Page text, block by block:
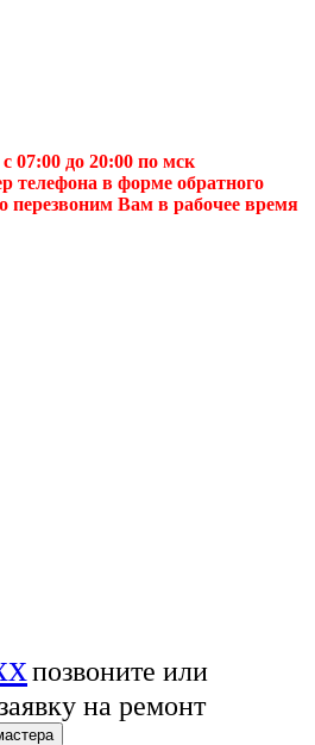
07:00 до 20:00 по мск
телефона в форме обратного
перезвоним Вам в рабочее время
позвоните или
на ремонт